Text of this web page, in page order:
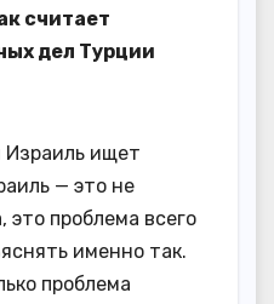
считает
дел Турции
Израиль ищет
— это не
это проблема всего
именно так.
проблема